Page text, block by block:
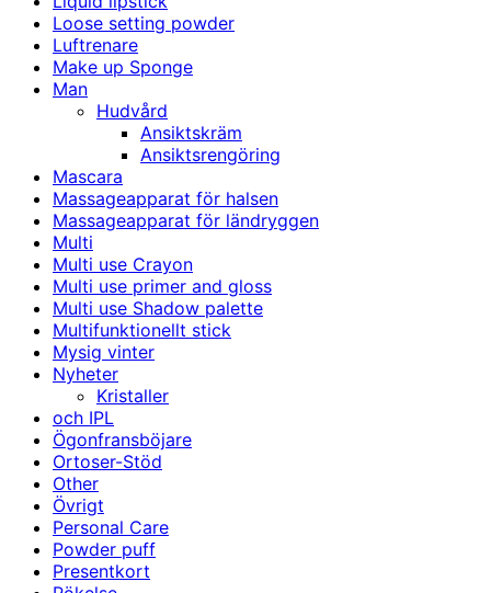
Loose setting powder
Luftrenare
Make up Sponge
Man
Hudvård
Ansiktskräm
Ansiktsrengöring
Mascara
Massageapparat för halsen
Massageapparat för ländryggen
Multi
Multi use Crayon
Multi use primer and gloss
Multi use Shadow palette
Multifunktionellt stick
Mysig vinter
Nyheter
Kristaller
och IPL
Ögonfransböjare
Ortoser-Stöd
Other
Övrigt
Personal Care
Powder puff
Presentkort